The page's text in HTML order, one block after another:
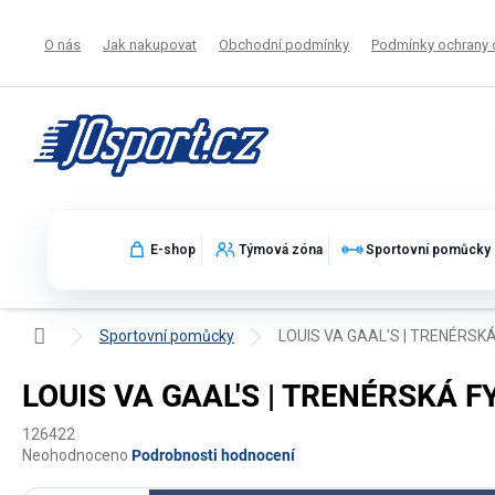
O nás Jak nakupovat Obchodní podmínky Podmínky ochrany
E-shop Týmová zóna Sportovní pomůcky
Domů Sportovní pomůcky LOUIS VA GAAL'S |
LOUIS VA GAAL'S | TRENÉRSKÁ
126422
Průměrné
Neohodnoceno Podrobnosti hodnocení